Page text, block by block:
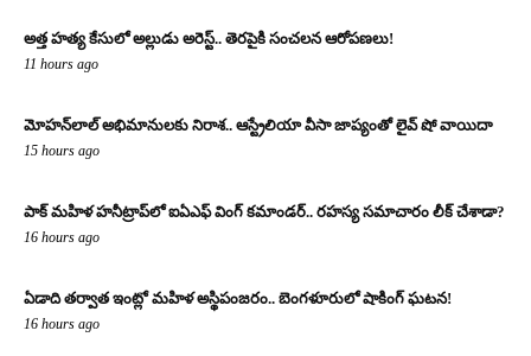
అత్త హత్య కేసులో అల్లుడు అరెస్ట్.. తెరపైకి సంచలన ఆరోపణలు!
11 hours ago
మోహన్‌లాల్ అభిమానులకు నిరాశ.. ఆస్ట్రేలియా వీసా జాప్యంతో లైవ్ షో వాయిదా
15 hours ago
పాక్ మహిళ హనీట్రాప్‌లో ఐఏఎఫ్ వింగ్ కమాండర్.. రహస్య సమాచారం లీక్ చేశాడా?
16 hours ago
ఏడాది తర్వాత ఇంట్లో మహిళ అస్థిపంజరం.. బెంగళూరులో షాకింగ్ ఘటన!
16 hours ago